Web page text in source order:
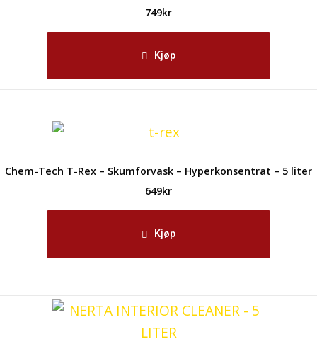
749kr
Kjøp
Chem-Tech T-Rex – Skumforvask – Hyperkonsentrat – 5 liter
649kr
Kjøp